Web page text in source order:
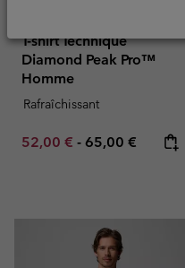
T-shirt Technique
Diamond Peak Pro™
Homme
Rafraîchissant
Minimum sale price:
52,00 € - Maximum price:
65,00 €